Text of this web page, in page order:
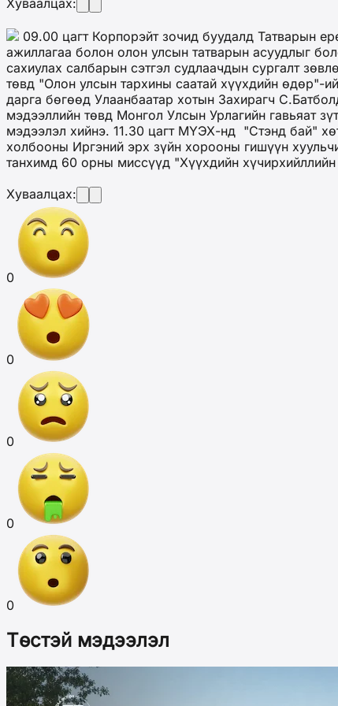
09.00 цагт Корпорэйт зочид буудалд Татварын
ажиллагаа болон олон улсын татварын асуудлыг
сахиулах салбарын сэтгэл судлаачдын сургалт
төвд "Олон улсын тархины саатай хүүхдийн өдөр"-
дарга бөгөөд Улаанбаатар хотын Захирагч
мэдээллийн төвд Монгол Улсын Урлагийн гавьяат
мэдээлэл хийнэ. 11.30 цагт МҮЭХ-нд "Стэнд бай"
холбооны Иргэний эрх зүйн хорооны гишүүн
танхимд 60 орны миссүүд "Хүүхдийн
Хуваалцах:
0
0
0
0
0
Төстэй мэдээлэл